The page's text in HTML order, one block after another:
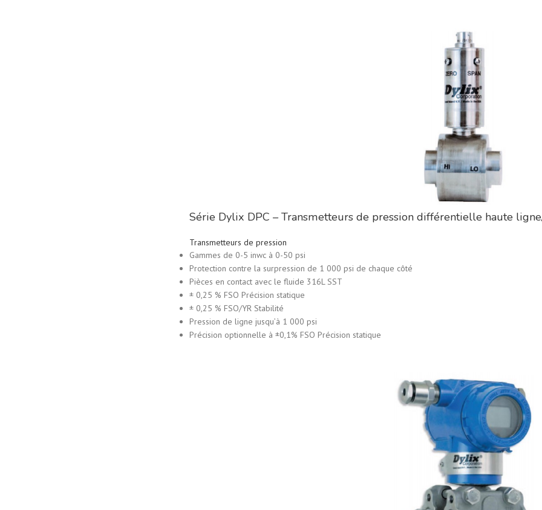
Série Dylix DPC – Transmetteurs de pression différentielle haute
Transmetteurs de pression
Gammes de 0-5 inwc à 0-50 psi
Protection contre la surpression de 1 000 psi de chaque côté
Pièces en contact avec le fluide 316L SST
± 0,25 % FSO Précision statique
± 0,25 % FSO/YR Stabilité
Pression de ligne jusqu’à 1 000 psi
Précision optionnelle à ±0,1% FSO Précision statique